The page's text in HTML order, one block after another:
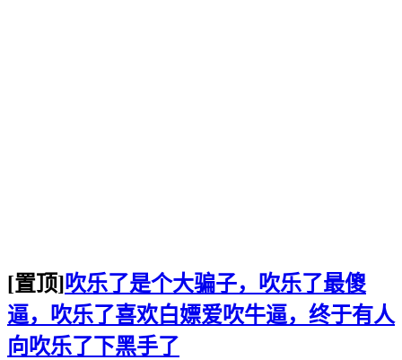
[置顶]吹乐了是个大骗子，吹乐了最傻
逼，吹乐了喜欢白嫖爱吹牛逼，终于有人
向吹乐了下黑手了